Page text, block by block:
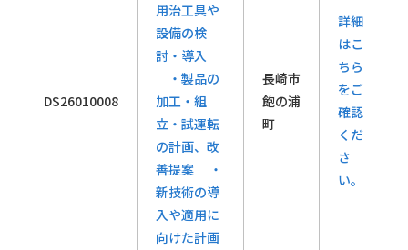
DS26010008
用治工具や
設備の検
討・導入
・製品の
加工・組
立・試運転
の計画、改
善提案 ・
新技術の導
入や適用に
向けた計画
長崎市
飽の浦
町
詳細
はこ
ちら
をご
確認
くだ
さ
い。